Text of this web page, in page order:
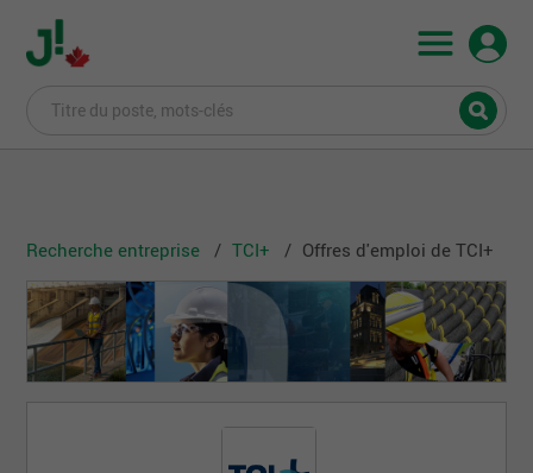
Recherche entreprise TCI+ Offres d'emploi de TCI+